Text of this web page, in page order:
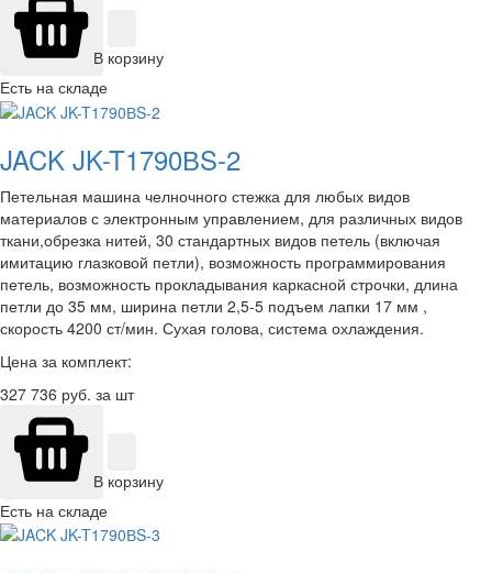
В корзину
Есть на складе
JACK JK-T1790ВS-2
Петельная машина челночного стежка для любых видов
материалов с электронным управлением, для различных видов
ткани,обрезка нитей, 30 стандартных видов петель (включая
имитацию глазковой петли), возможность программирования
петель, возможность прокладывания каркасной строчки, длина
петли до 35 мм, ширина петли 2,5-5 подъем лапки 17 мм ,
скорость 4200 ст/мин. Сухая голова, система охлаждения.
Цена за комплект:
327 736 руб. за шт
В корзину
Есть на складе